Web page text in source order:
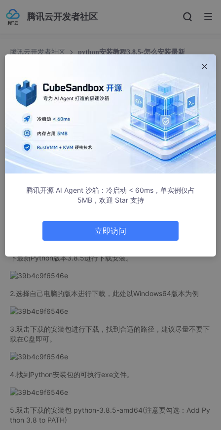
腾讯云开发者社区
腾讯云开发者社区
python安装教程3.8.5-怎么安装最新
python安装教程3.8.5-怎么安装最新Python3.8.5
-新手入门教程必看
weixin_37988176
1131人浏览 · 2020-11-01 13:17:58
前两天给大家分享了最新版2020.2版本的pycharm的激活教程和
两种汉化方法
小伙伴们反应都很不错，然而好多刚步入编程行列的小朋友或者是
会在此附上目前最新Python3.8.5的详细下载和安装教程。希望大
家在学习Python的道路上迈出自信的第一步
下最新Python版本3.8.5进行下载安装。
2.选择自己电脑的版本进行下载，此处以Windows64版本为例
3.双击下载的安装包进行下载，找到合适的路径，建议尽量不要下
载在C盘即可。
4.找到Python安装包的可执行exe文件。
5.双击下载的安装包 python-3.8.5-amd64(注意要勾选：Add Py
thon 3.8 to PATH)
腾讯开源 AI Agent 沙箱：冷启动 < 60ms，单实例仅占
5MB，欢迎 Star 支持
立即访问